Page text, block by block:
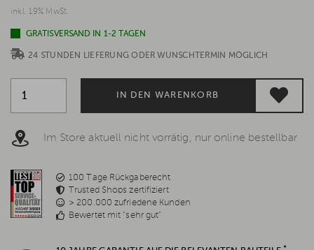
inkl. 19% MwSt.
GRATISVERSAND IN 1-2 TAGEN
24 STUNDEN LIEFERUNG ODER WUNSCHTERMIN MÖGLICH
IN DEN WARENKORB
Im Store aktuell nicht vorrätig, nur online bestellbar
100 Tage Rückgaberecht
Trusted Shops zertifiziert
> 200.000 zufriedene Kunden
Bewertet mit "sehr gut"
*